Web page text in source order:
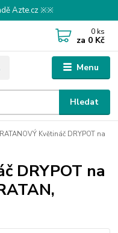
Azte.cz ※※
Menu
Hledat
0 ks
za 0 Kč
RATANOVÝ Květináč DRYPOT na
DRYPOT na